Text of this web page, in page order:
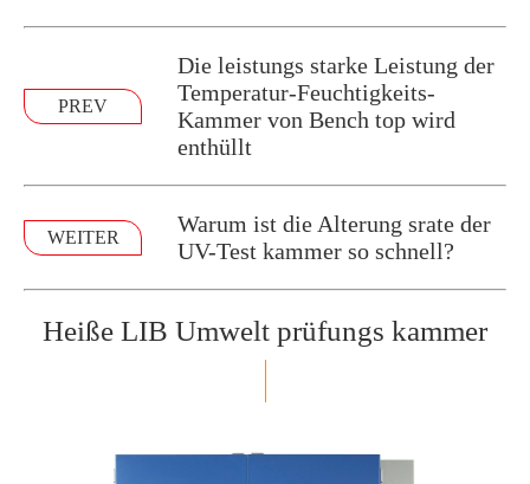
PREV
Die leistungs starke Leistung der
Temperatur-Feuchtigkeits-
Kammer von Bench top wird
enthüllt
WEITER
Warum ist die Alterung srate der
UV-Test kammer so schnell?
Heiße LIB Umwelt prüfungs kammer